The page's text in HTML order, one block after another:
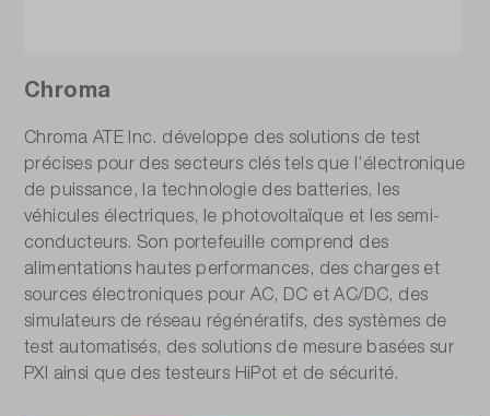
Chroma
Chroma ATE Inc. développe des solutions de test
précises pour des secteurs clés tels que l’électronique
de puissance, la technologie des batteries, les
véhicules électriques, le photovoltaïque et les semi-
conducteurs. Son portefeuille comprend des
alimentations hautes performances, des charges et
sources électroniques pour AC, DC et AC/DC, des
simulateurs de réseau régénératifs, des systèmes de
test automatisés, des solutions de mesure basées sur
PXI ainsi que des testeurs HiPot et de sécurité.